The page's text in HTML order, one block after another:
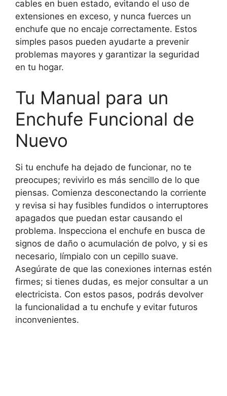
cables en buen estado, evitando el uso de
extensiones en exceso, y nunca fuerces un
enchufe que no encaje correctamente. Estos
simples pasos pueden ayudarte a prevenir
problemas mayores y garantizar la seguridad
en tu hogar.
Tu Manual para un
Enchufe Funcional de
Nuevo
Si tu enchufe ha dejado de funcionar, no te
preocupes; revivirlo es más sencillo de lo que
piensas. Comienza desconectando la corriente
y revisa si hay fusibles fundidos o interruptores
apagados que puedan estar causando el
problema. Inspecciona el enchufe en busca de
signos de daño o acumulación de polvo, y si es
necesario, límpialo con un cepillo suave.
Asegúrate de que las conexiones internas estén
firmes; si tienes dudas, es mejor consultar a un
electricista. Con estos pasos, podrás devolver
la funcionalidad a tu enchufe y evitar futuros
inconvenientes.